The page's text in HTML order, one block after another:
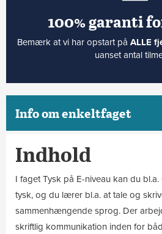
100% garanti
Bemærk at vi har opstart på ALLE
uanset antal
Info om enkeltfaget
Indhold
I faget Tysk på E-niveau kan du
tysk, og du lærer bl.a. at tale og
sammenhængende sprog. Der
skriftlig kommunikation inden for